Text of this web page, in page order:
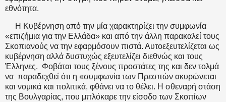
εθνότητα.
Η Κυβέρνηση από την μία χαρακτηρίζει την συμφωνία
«επιζήμια για την Ελλάδα» και από την άλλη παρακαλεί τους
Σκοπιανούς να την εφαρμόσουν πιστά. Αυτοεξευτελίζεται ως
κυβέρνηση αλλά δυστυχώς εξευτελίζει διεθνώς και τους
Έλληνες. Φοβάται τους ξένους προστάτες της και δεν τολμά
να παραδεχθεί ότι η «συμφωνία των Πρεσπών ακυρώνεται
και νομικά και πολιτικά, φθάνει να το θέλει. Η σθεναρή στάση
της Βουλγαρίας, που μπλόκαρε την είσοδο των Σκοπίων